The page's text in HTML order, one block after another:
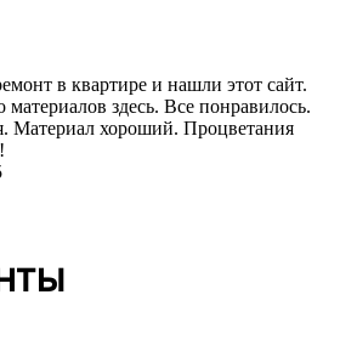
в квартире и нашли этот сайт.
материалов здесь. Все понравилось.
Материал хороший. Процветания